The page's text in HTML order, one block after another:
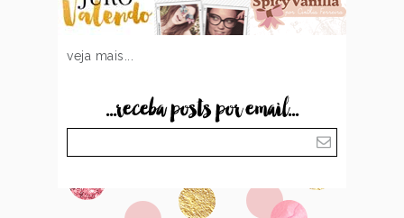
veja mais...
...receba posts por email...